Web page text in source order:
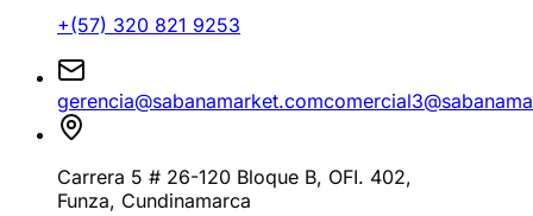
+(57) 320 821 9253
gerencia@sabanamarket.com
Carrera 5 # 26-120 Bloque B, OFI. 402,
Funza, Cundinamarca